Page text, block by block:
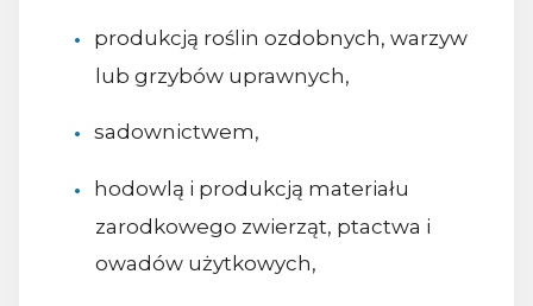
produkcją roślin ozdobnych, warzyw
lub grzybów uprawnych,
sadownictwem,
hodowlą i produkcją materiału
zarodkowego zwierząt, ptactwa i
owadów użytkowych,